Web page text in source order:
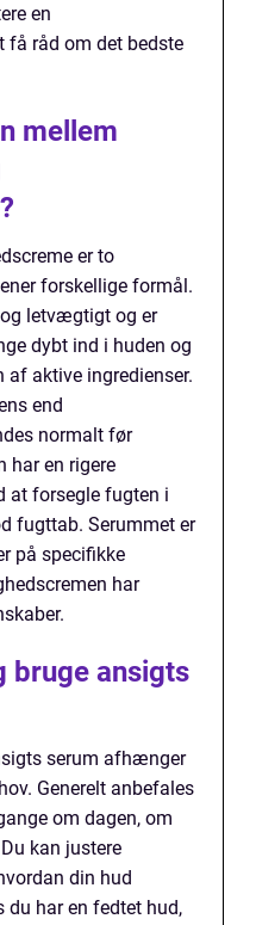
en
få råd om det bedste
mellem
er to
forskellige formål.
letvægtigt og er
dybt ind i huden og
af aktive ingredienser.
end
normalt før
har en rigere
at forsegle fugten i
fugttab. Serummet er
på specifikke
har
bruge ansigts
serum afhænger
Generelt anbefales
om dagen, om
kan justere
din hud
du har en fedtet hud,